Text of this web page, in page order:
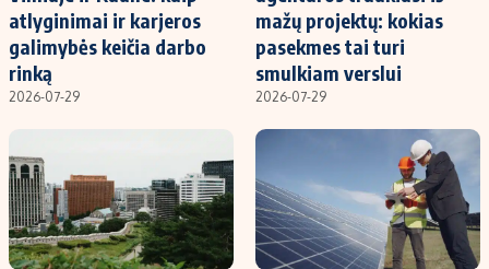
atlyginimai ir karjeros
galimybės keičia darbo
rinką
2026-07-29
mažų projektų: kokias
pasekmes tai turi
smulkiam verslui
2026-07-29